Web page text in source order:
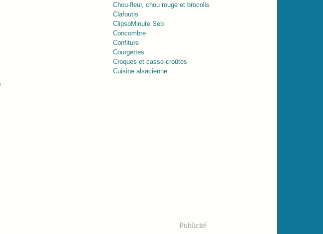
Chou-fleur, chou rouge et brocolis
Clafoutis
ClipsoMinute Seb
Concombre
Confiture
Courgettes
Croques et casse-croûtes
Cuisine alsacienne
Publicité